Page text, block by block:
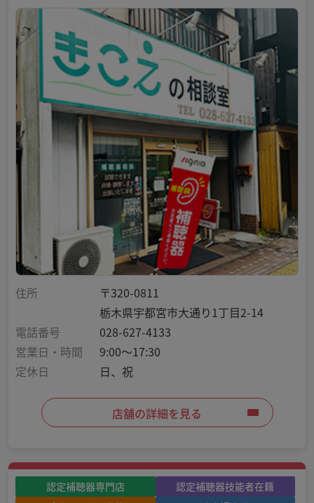
住所
〒320-0811
栃木県宇都宮市大通り1丁目2-14
電話番号
028-627-4133
営業日・時間
9:00～17:30
定休日
日、祝
店舗の詳細を見る
認定補聴器専門店
認定補聴器技能者在籍